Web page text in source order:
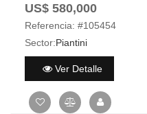
US$ 580,000
Referencia: #105454
Sector:Piantini
Ver Detalle